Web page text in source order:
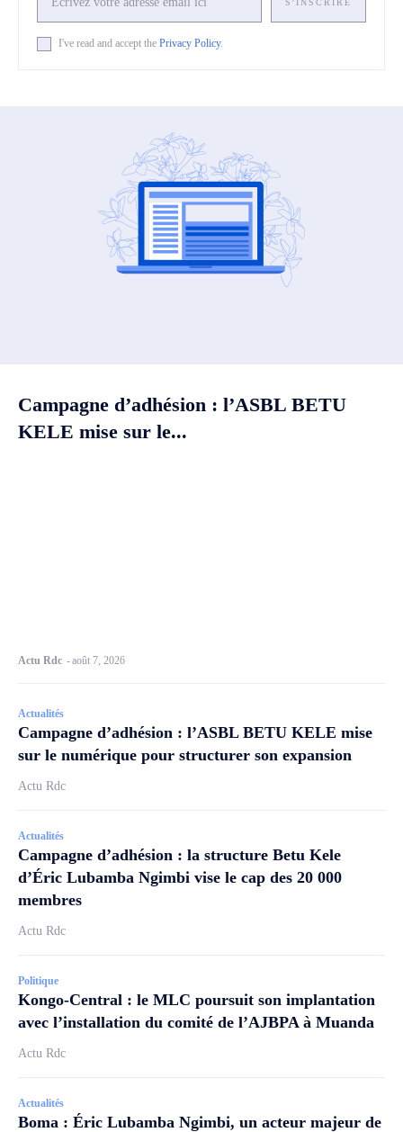
I've read and accept the Privacy Policy.
Campagne d’adhésion : l’ASBL BETU
KELE mise sur le...
Actu Rdc -août 7, 2026
Actualités
Campagne d’adhésion : l’ASBL BETU KELE mise
sur le numérique pour structurer son expansion
Actu Rdc
Actualités
Campagne d’adhésion : la structure Betu Kele
d’Éric Lubamba Ngimbi vise le cap des 20 000
membres
Actu Rdc
Politique
Kongo-Central : le MLC poursuit son implantation
avec l’installation du comité de l’AJBPA à Muanda
Actu Rdc
Actualités
Boma : Éric Lubamba Ngimbi, un acteur majeur de